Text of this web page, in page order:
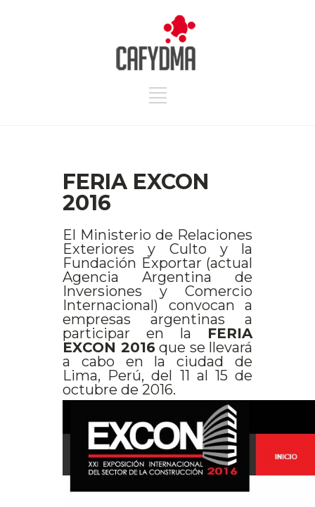
FERIA EXCON
2016
El Ministerio de Relaciones
Exteriores y Culto y la
Fundación Exportar (actual
Agencia Argentina de
Inversiones y Comercio
Internacional) convocan a
empresas argentinas a
participar en la FERIA
EXCON 2016que se llevará
a cabo en la ciudad de
Lima, Perú, del 11 al 15 de
octubre de 2016.